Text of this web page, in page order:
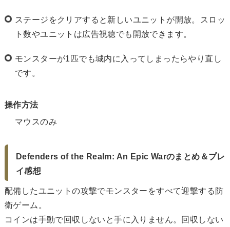
ステージをクリアすると新しいユニットが開放。スロッ
ト数やユニットは広告視聴でも開放できます。
モンスターが1匹でも城内に入ってしまったらやり直し
です。
操作方法
マウスのみ
Defenders of the Realm: An Epic Warのまとめ＆プレ
イ感想
配備したユニットの攻撃でモンスターをすべて迎撃する防
衛ゲーム。
コインは手動で回収しないと手に入りません。回収しない